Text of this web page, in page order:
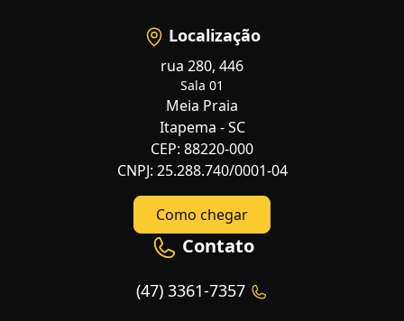
Localização
rua 280, 446
Sala 01
Meia Praia
Itapema - SC
CEP: 88220-000
CNPJ: 25.288.740/0001-04
Como chegar
Contato
(47) 3361-7357